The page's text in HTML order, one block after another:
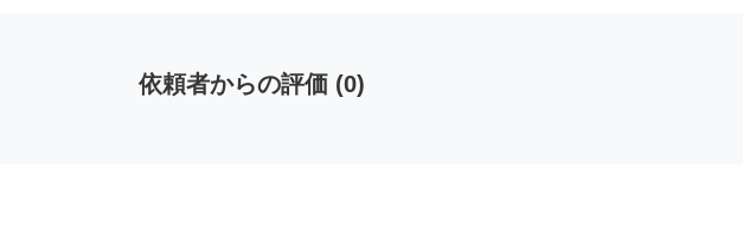
依頼者からの評価 (0)